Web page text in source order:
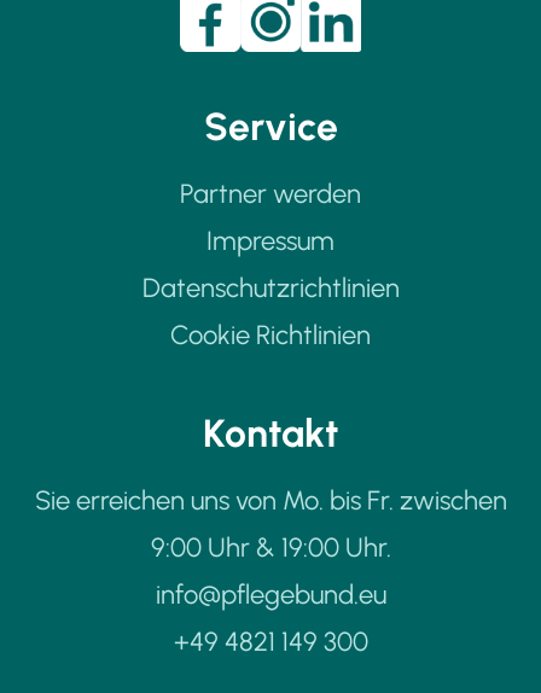
Kontakt
Sie erreichen uns von Mo. bis Fr. zwischen
9:00 Uhr & 19:00 Uhr.
info@pflegebund.eu
+49 4821 149 300
Service
Partner werden
Impressum
Datenschutzrichtlinien
Cookie Richtlinien